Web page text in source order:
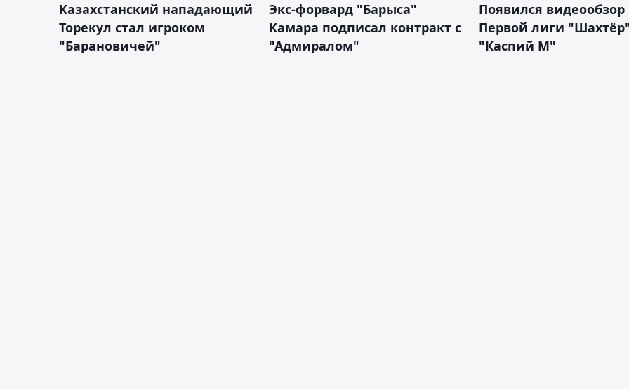
Казахстанский нападающий
Торекул стал игроком
"Барановичей"
Экс-форвард "Барыса"
Камара подписал контракт с
"Адмиралом"
Появился
Первой лиги
"Каспий М"